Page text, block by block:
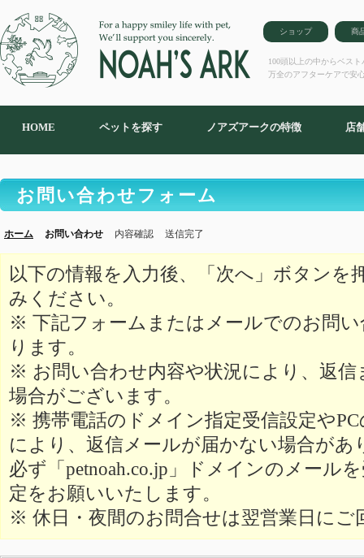
ショップ 商
100頭以上の中からベス
万全のアフターケアで安
HOME ペットを探す ノアズアークの特徴 店
お問い合わせフォーム
ホーム お問い合わせ 内容確認 送信完了
以下の情報を入力後、「次へ」ボタンを
みください。
※ 下記フォームまたはメールでのお問
ります。
※ お問い合わせ内容や状況により、返
場合がございます。
※ 携帯電話のドメイン指定受信設定や
により、返信メールが届かない場合があ
必ず「petnoah.co.jp」ドメインのメール
定をお願いいたします。
※ 休日・夜間のお問合せは翌営業日にご